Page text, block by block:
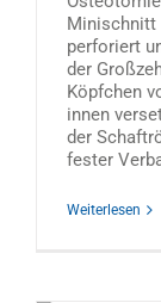
Minischnitt
perforiert
der
Köpfchen
innen
der
fester
Weiterlesen